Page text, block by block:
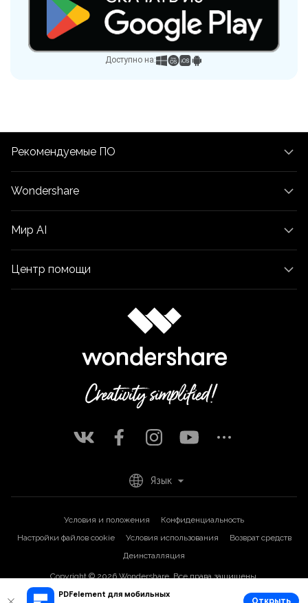
PDFelement для мобильных
Доступно на:
Рекомендуемые ПО
Wondershare
Мир AI
Центр помощи
Условия и положения
Конфиденциальность
Настройки файлов cookie
Условия использования
Возврат средств
Деинсталляция
Copyright © 2026Wondershare. Все права защищены.
Язык